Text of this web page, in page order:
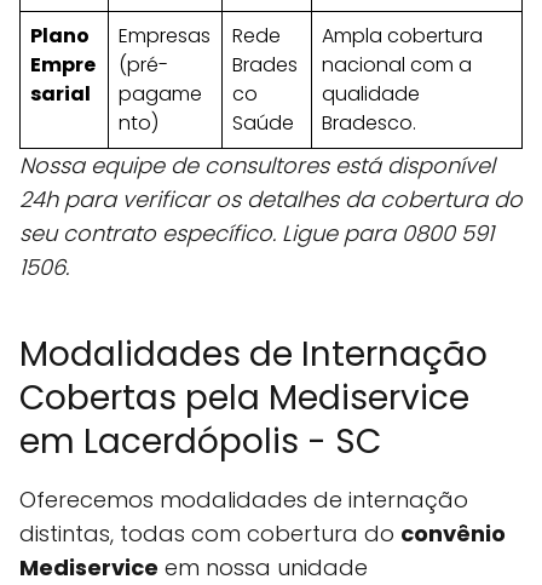
Plano
Empre
sarial
Empresas
(pré-
pagame
nto)
Rede
Brades
co
Saúde
Ampla cobertura
nacional com a
qualidade
Bradesco.
Nossa equipe de consultores está disponível
24h para verificar os detalhes da cobertura do
seu contrato específico. Ligue para 0800 591
1506.
Modalidades de Internação
Cobertas pela Mediservice
em Lacerdópolis - SC
Oferecemos modalidades de internação
distintas, todas com cobertura do convênio
Mediservice em nossa unidade